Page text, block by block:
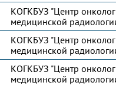
КОГКБУЗ "Центр
медицинской
КОГКБУЗ "Центр
медицинской
КОГКБУЗ "Центр
медицинской